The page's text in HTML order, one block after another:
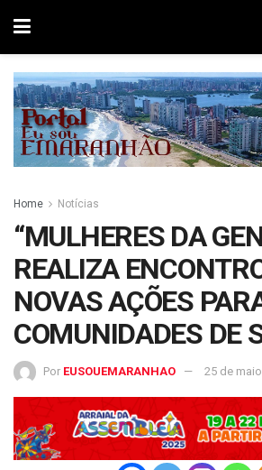
Home Notícias
“MULHERES DA
REALIZA
NOVAS AÇÕES
COMUNIDADES DE
Por EUSOUEMARANHAO 25 de